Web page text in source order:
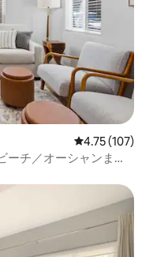
レビュー107
4.75 (107)
ーチ／オーシャンまで